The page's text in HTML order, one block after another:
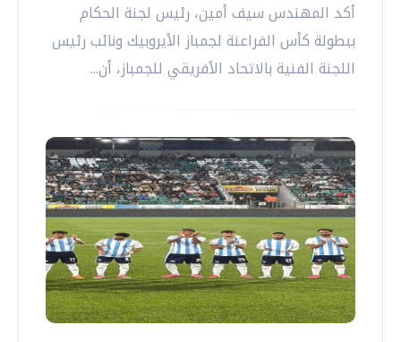
أكد المهندس سيف أمين، رئيس لجنة الحكام
ببطولة كأس الفراعنة لجمباز الأيروبيك ونائب رئيس
اللجنة الفنية بالاتحاد الأفريقي للجمباز، أن...